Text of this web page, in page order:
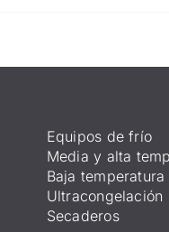
Equipos de frío
Media y alta
Baja temperatura
Ultracongelación
Secaderos